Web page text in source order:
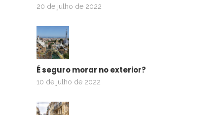
20 de julho de 2022
É seguro morar no exterior?
10 de julho de 2022